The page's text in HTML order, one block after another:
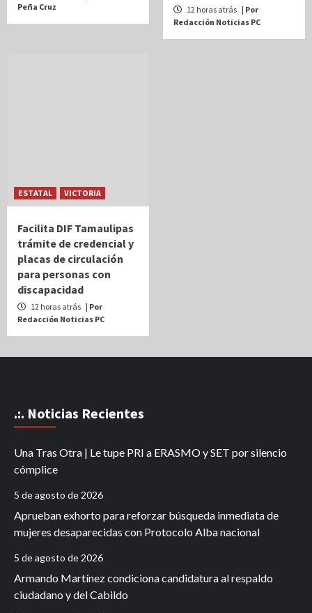
Peña Cruz
12 horas atrás | Por
Redacción Noticias PC
ESTATAL VICTORIA
Facilita DIF Tamaulipas
trámite de credencial y
placas de circulación
para personas con
discapacidad
12 horas atrás | Por
Redacción Noticias PC
.:. Noticias Recientes
Una Tras Otra | Le tupe PRI a ERASMO y SET por silencio
cómplice
5 de agosto de 2026
Aprueban exhorto para reforzar búsqueda inmediata de
mujeres desaparecidas con Protocolo Alba nacional
5 de agosto de 2026
Armando Martínez condiciona candidatura al respaldo
ciudadano y del Cabildo